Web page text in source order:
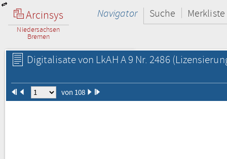
Arcinsys
Niedersachsen
Bremen
Navigator Suche Merkliste
Digitalisate von LkAH A 9 Nr. 2486
von 108